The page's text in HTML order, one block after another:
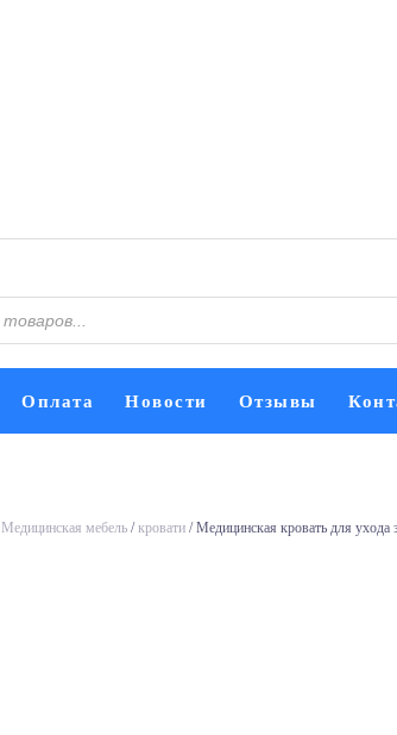
Оплата Новости Отзывы
Медицинская мебель /кровати / Медицинская кровать для